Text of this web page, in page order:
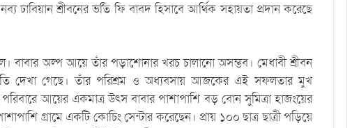
ঢাবিয়ান শ্রীবনের ভর্তি ফি বাবদ হিসাবে আর্থিক সহায়তা প্রদান করেছে
বাবার অল্প আয়ে তাঁর পড়াশোনার খরচ চালানো অসম্ভব। মেধাবী শ্রীবন
দেখা গেছে। তাঁর পরিশ্রম ও অধ্যবসায় আজকের এই সফলতার মুখ
আয়ের একমাত্র উৎস বাবার পাশাপাশি বড় বোন সুমিত্রা হাজংয়ের
গ্রামে একটি কোচিং সেন্টার করেছেন। প্রায় ১০০ ছাত্র ছাত্রী পড়িয়ে